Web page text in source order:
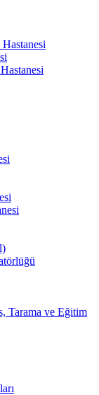
Tarama ve Eğitim